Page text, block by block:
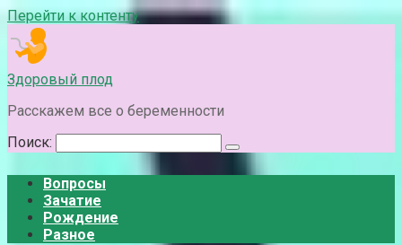
Перейти к контенту
Здоровый плод
Расскажем все о беременности
Поиск:
Вопросы
Зачатие
Рождение
Разное